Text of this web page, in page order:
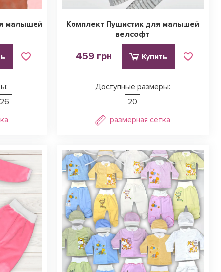
малышей
26
Комплект Пушистик для малышей
велсофт
459 грн Купить
Доступные размеры:
20
размерная сетка